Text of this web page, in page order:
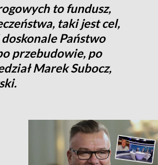
to fundusz,
taki jest cel,
Państwo
przebudowie, po
Marek Subocz,